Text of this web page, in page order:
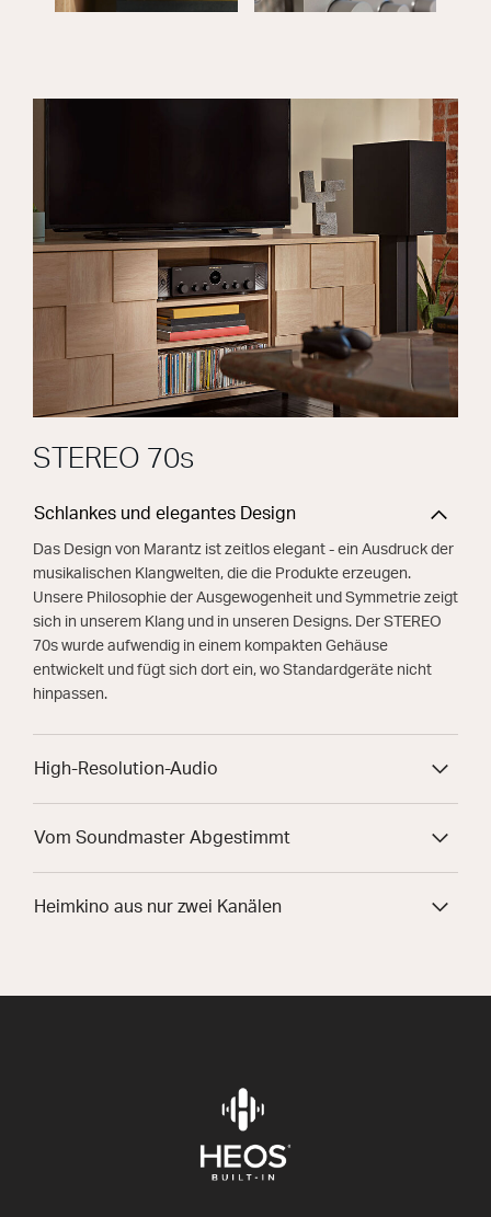
STEREO 70s
Schlankes und elegantes Design
Das Design von Marantz ist zeitlos elegant - ein Ausdruck der
musikalischen Klangwelten, die die Produkte erzeugen.
Unsere Philosophie der Ausgewogenheit und Symmetrie zeigt
sich in unserem Klang und in unseren Designs. Der STEREO
70s wurde aufwendig in einem kompakten Gehäuse
entwickelt und fügt sich dort ein, wo Standardgeräte nicht
hinpassen.
High-Resolution-Audio
Vom Soundmaster Abgestimmt
Heimkino aus nur zwei Kanälen